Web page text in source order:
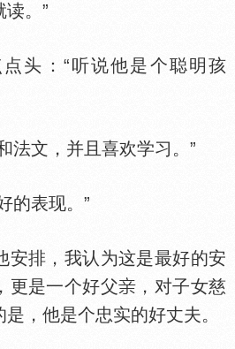
。”
：“听说他是个聪明孩
文，并且喜欢学习。”
表现。”
排，我认为这是最好的安
更是一个好父
，对子女慈
，他是个忠实的好丈夫。